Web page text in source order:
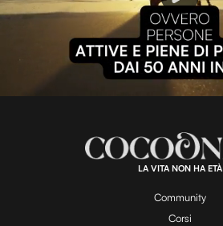
P
l
a
y
:
1
0
0
.
0
LA VITA NON HA ETÀ
Community
Corsi